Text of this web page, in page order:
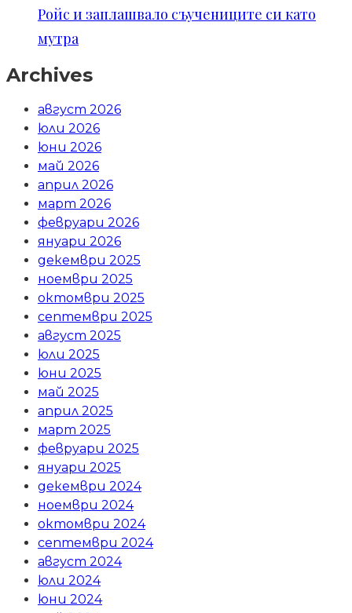
Ройс и заплашвало съучениците си като
мутра
Archives
август 2026
юли 2026
юни 2026
май 2026
април 2026
март 2026
февруари 2026
януари 2026
декември 2025
ноември 2025
октомври 2025
септември 2025
август 2025
юли 2025
юни 2025
май 2025
април 2025
март 2025
февруари 2025
януари 2025
декември 2024
ноември 2024
октомври 2024
септември 2024
август 2024
юли 2024
юни 2024